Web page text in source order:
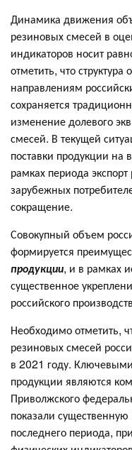
Динамика движения
резиновых смесей в
индикаторов носит
отметить, что
направлениям
сохраняется
изменение долевого
смесей. В текущей
поставки продукции на
рамках периода
зарубежных
сокращение.
Совокупный объем
формируется
продукции, и в рамках
существенное
российского
Необходимо отметить,
резиновых смесей
в 2021 году.
продукции являются
Приволжского
показали
последнего периода,